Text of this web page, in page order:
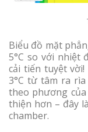
Biểu đồ mặt
5°C so với nhiệt
cải tiến tuyệt
3°C từ tâm ra
theo phương
thiện hơn – đây
chamber.